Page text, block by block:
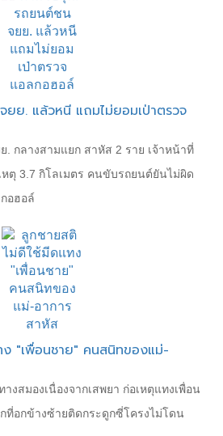
ย. แล้วหนี แถมไม่ยอมเป่าตรวจ
กลางสามแยก สาหัส 2 ราย เจ้าหน้าที่
หตุ 3.7 กิโลเมตร คนขับรถยนต์ยันไม่ผิด
อฮอล์
"เพื่อนชาย" คนสนิทของแม่-
งสมองเนื่องจากเสพยา ก่อเหตุแทงเพื่อน
อกข้างซ้ายติดกระดูกซี่โครงไม่โดน